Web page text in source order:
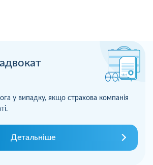
у випадку, якщо страхова компанія
Детальніше